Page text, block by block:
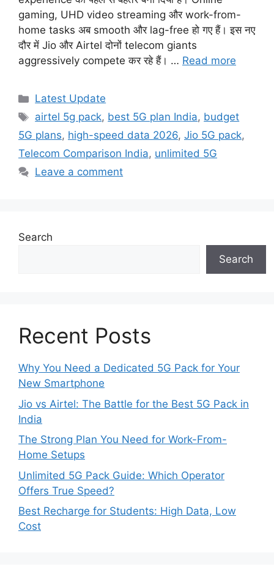
gaming, UHD video streaming और work-from-
home tasks अब smooth और lag-free हो गए हैं। इस नए
दौर में Jio और Airtel दोनों telecom giants
aggressively compete कर रहे हैं। … Read more
Categories
Latest Update
Tags
airtel 5g pack, best 5G plan India, budget
5G plans, high-speed data 2026, Jio 5G pack,
Telecom Comparison India, unlimited 5G
Leave a comment
Search
Search
Recent Posts
Why You Need a Dedicated 5G Pack for Your
New Smartphone
Jio vs Airtel: The Battle for the Best 5G Pack in
India
The Strong Plan You Need for Work-From-
Home Setups
Unlimited 5G Pack Guide: Which Operator
Offers True Speed?
Best Recharge for Students: High Data, Low
Cost